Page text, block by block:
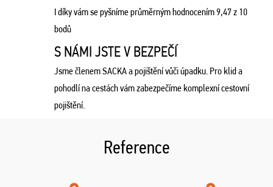
I díky vám se pyšníme průměrným hodnocením 9,47 z 10
bodů
S NÁMI JSTE V BEZPEČÍ
Jsme členem SACKA a pojištění vůči úpadku. Pro klid a
pohodlí na cestách vám zabezpečíme komplexní cestovní
pojištění.
Reference